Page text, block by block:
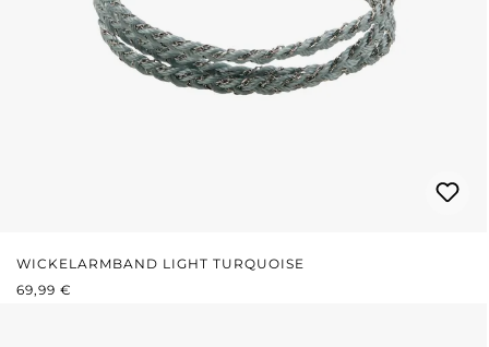
WICKELARMBAND LIGHT TURQUOISE
REGULÄRER PREIS:
69,99 €